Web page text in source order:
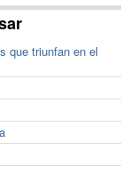
que triunfan en el